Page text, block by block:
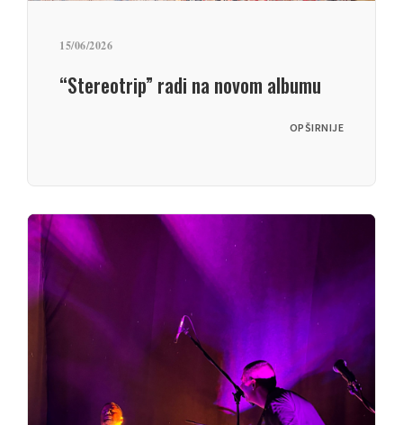
15/06/2026
“Stereotrip” radi na novom albumu
OPŠIRNIJE